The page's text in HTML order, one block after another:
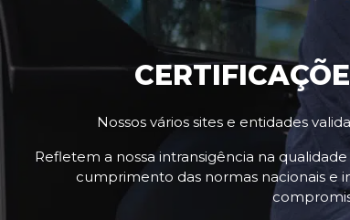
Nossos vários sites e entidades
Refletem a nossa intransigência na
cumprimento das normas nacionais e